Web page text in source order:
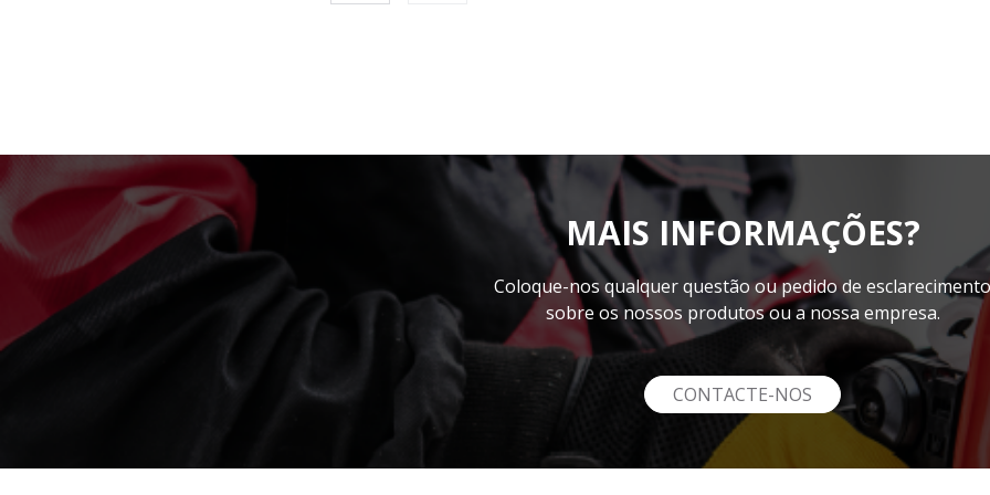
MAIS INFORMAÇÕES?
Coloque-nos qualquer questão ou pedido de esclarecimento
sobre os nossos produtos ou a nossa empresa.
CONTACTE-NOS